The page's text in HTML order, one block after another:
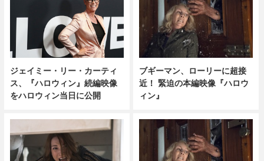
ジェイミー・リー・カーティ
ス、『ハロウィン』続編映像
をハロウィン当日に公開
ブギーマン、ローリーに超接
近！ 緊迫の本編映像『ハロウ
ィン』